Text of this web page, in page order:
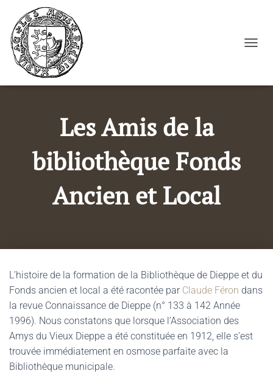
Les Amis de la
bibliothèque Fonds
Ancien et Local
L’histoire de la formation de la Bibliothèque de Dieppe et du
Fonds ancien et local a été racontée par Claude Féron dans
la revue Connaissance de Dieppe (n° 133 à 142 Année
1996). Nous constatons que lorsque l’Association des
Amys du Vieux Dieppe a été constituée en 1912, elle s’est
trouvée immédiatement en osmose parfaite avec la
Bibliothèque municipale.
Cookies management panel